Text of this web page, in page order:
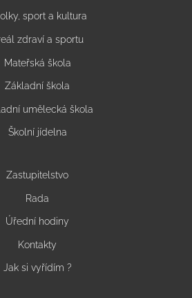
sport a kultura
zdraví a sportu
Mateřská škola
Základní škola
umělecká škola
Školní jídelna
Zastupitelstvo
Rada
Úřední hodiny
Kontakty
Jak si vyřídím ?